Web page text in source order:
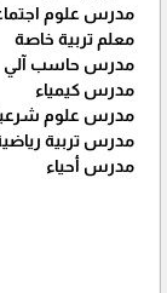
مدرس علوم
معلم تربية خاصة
مدرس حاسب آلي
مدرس كيمياء
مدرس علوم
مدرس تربية
مدرس أحياء